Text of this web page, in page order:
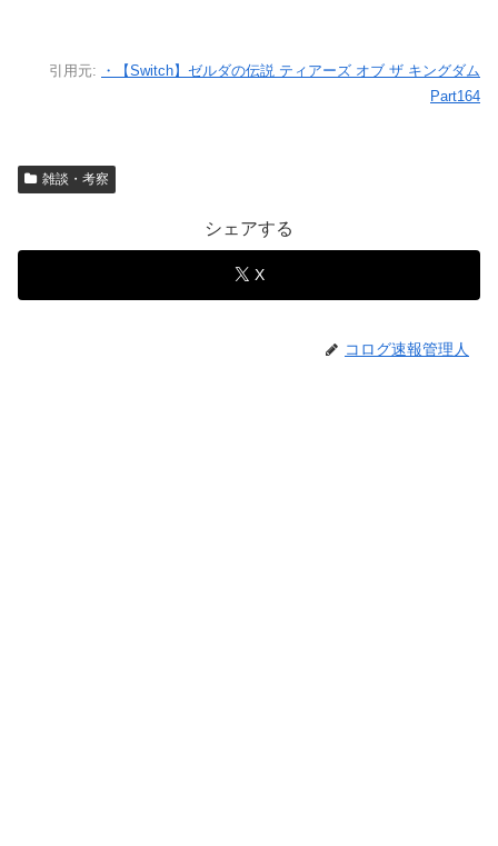
引用元:
・【Switch】ゼルダの伝説 ティアーズ オブ ザ キングダム
Part164
雑談・考察
シェアする
X
コログ速報管理人